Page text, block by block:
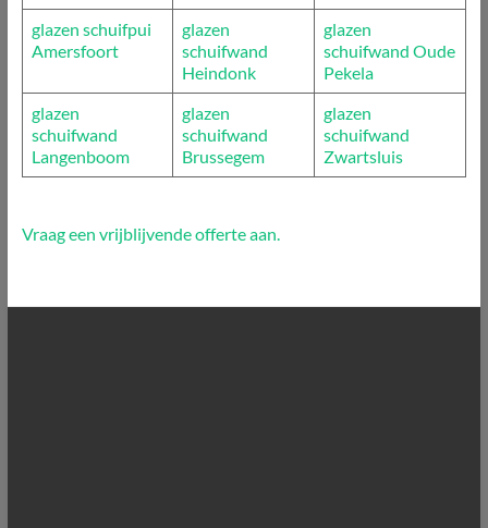
glazen schuifpui
Amersfoort
glazen
schuifwand
Heindonk
glazen
schuifwand Oude
Pekela
glazen
schuifwand
Langenboom
glazen
schuifwand
Brussegem
glazen
schuifwand
Zwartsluis
Vraag een vrijblijvende offerte aan.